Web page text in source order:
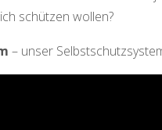
schützen wollen?
– unser